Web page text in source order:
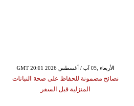
GMT 20:01 2026 الأربعاء ,05 آب / أغسطس
نصائح مضمونة للحفاظ على صحة النباتات
المنزلية قبل السفر